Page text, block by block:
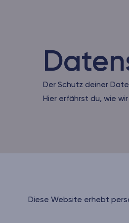
Der Schutz deiner
Hier erfährst du, wie
Diese Website erhebt